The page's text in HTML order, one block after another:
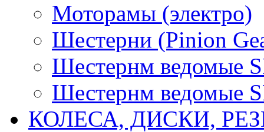
Моторамы (электро)
Шестерни (Pinion
Шестернм ведомые
Шестернм ведомые
КОЛЕСА, ДИСКИ,